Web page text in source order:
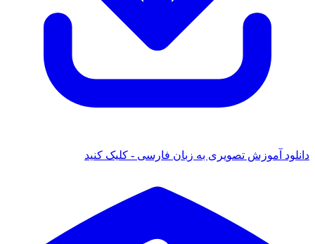
دانلود آموزش تصویری به زبان فارسی - کلیک کنید